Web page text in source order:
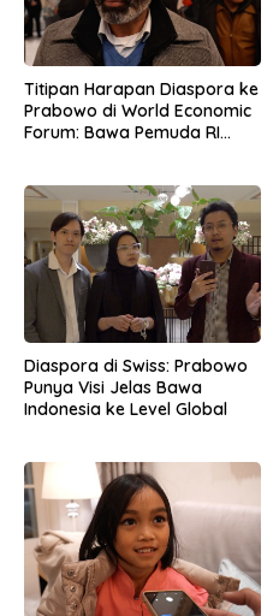
Titipan Harapan Diaspora ke
Prabowo di World Economic
Forum: Bawa Pemuda RI
Diaspora di Swiss: Prabowo
Punya Visi Jelas Bawa
Indonesia ke Level Global